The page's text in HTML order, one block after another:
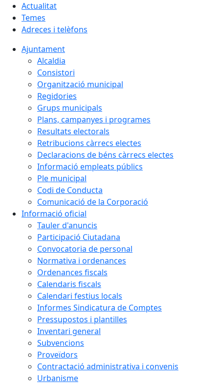
Actualitat
Temes
Adreces i telèfons
Ajuntament
Alcaldia
Consistori
Organització municipal
Regidories
Grups municipals
Plans, campanyes i programes
Resultats electorals
Retribucions càrrecs electes
Declaracions de béns càrrecs electes
Informació empleats públics
Ple municipal
Codi de Conducta
Comunicació de la Corporació
Informació oficial
Tauler d'anuncis
Participació Ciutadana
Convocatoria de personal
Normativa i ordenances
Ordenances fiscals
Calendaris fiscals
Calendari festius locals
Informes Sindicatura de Comptes
Pressupostos i plantilles
Inventari general
Subvencions
Proveïdors
Contractació administrativa i convenis
Urbanisme